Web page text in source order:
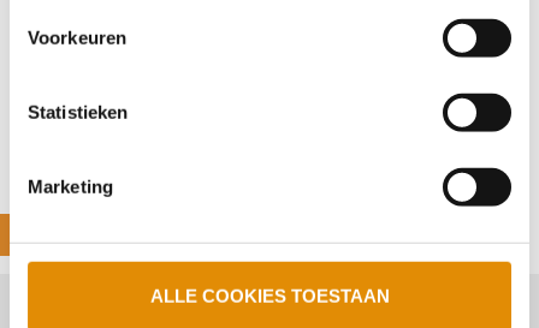
onze website kan je je toestemming op elk moment
wijzigen.
Voorkeuren
Statistieken
Marketing
ALLE COOKIES TOESTAAN